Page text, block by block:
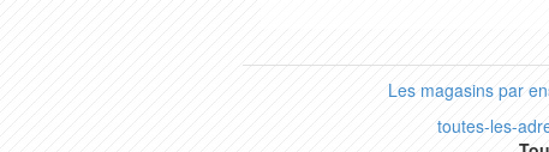
Les magasins par
toutes-les-